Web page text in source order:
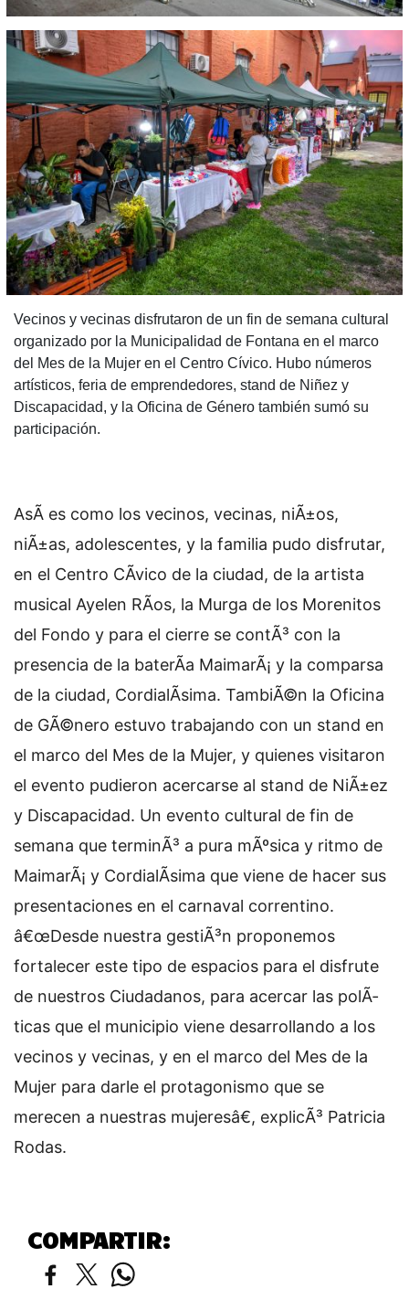
Vecinos y vecinas disfrutaron de un fin de semana cultural
organizado por la Municipalidad de Fontana en el marco
del Mes de la Mujer en el Centro Cívico. Hubo números
artísticos, feria de emprendedores, stand de Niñez y
Discapacidad, y la Oficina de Género también sumó su
participación.
AsÃ­ es como los vecinos, vecinas, niÃ±os,
niÃ±as, adolescentes, y la familia pudo disfrutar,
en el Centro CÃ­vico de la ciudad, de la artista
musical Ayelen RÃ­os, la Murga de los Morenitos
del Fondo y para el cierre se contÃ³ con la
presencia de la baterÃ­a MaimarÃ¡ y la comparsa
de la ciudad, CordialÃ­sima. TambiÃ©n la Oficina
de GÃ©nero estuvo trabajando con un stand en
el marco del Mes de la Mujer, y quienes visitaron
el evento pudieron acercarse al stand de NiÃ±ez
y Discapacidad. Un evento cultural de fin de
semana que terminÃ³ a pura mÃºsica y ritmo de
MaimarÃ¡ y CordialÃ­sima que viene de hacer sus
presentaciones en el carnaval correntino.
â€œDesde nuestra gestiÃ³n proponemos
fortalecer este tipo de espacios para el disfrute
de nuestros Ciudadanos, para acercar las polÃ­
ticas que el municipio viene desarrollando a los
vecinos y vecinas, y en el marco del Mes de la
Mujer para darle el protagonismo que se
merecen a nuestras mujeresâ€, explicÃ³ Patricia
Rodas.
COMPARTIR: